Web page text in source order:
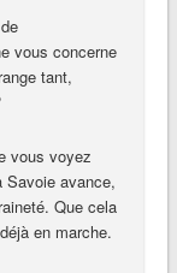
vous concerne
tant,
vous voyez
avance,
Que cela
en marche.